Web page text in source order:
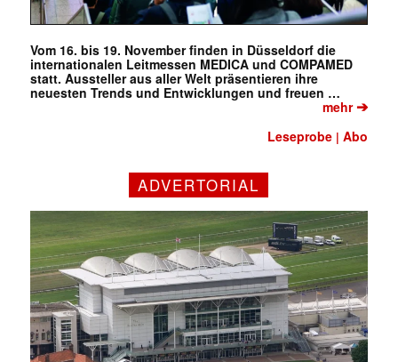
Vom 16. bis 19. November finden in Düsseldorf die
internationalen Leitmessen MEDICA und COMPAMED
statt. Aussteller aus aller Welt präsentieren ihre
neuesten Trends und Entwicklungen und freuen …
mehr➔
Leseprobe |Abo
ADVERTORIAL